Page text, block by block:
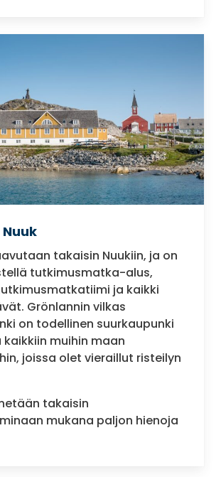
Nuuk
takaisin Nuukiin, ja on
tutkimusmatka-alus,
ja kaikki
Grönlannin vilkas
on todellinen suurkaupunki
muihin maan
joissa olet vieraillut risteilyn
takaisin
mukana paljon hienoja